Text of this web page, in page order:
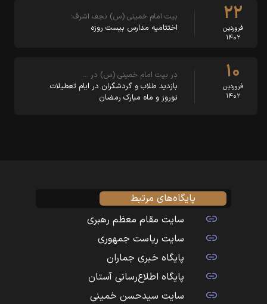
۲۲
فروردین
۱۴۰۲
بیت امام خمینی (س) نجف اشرف؛
اختتامیه مدارس بیست روزه
۱۰
فروردین
۱۴۰۲
در بیت امام خمینی (س) در …
بازدید طلاب و گردشگران در ایام تعطیلات
نوروز و ماه مبارک رمضان
پایگاه‌های مرتبط
سایت مقام معظم رهبری
سایت ریاست جمهوری
پایگاه خبری جماران
پایگاه اطلاع‌رسانی آستان
سایت سیدحسن خمینی